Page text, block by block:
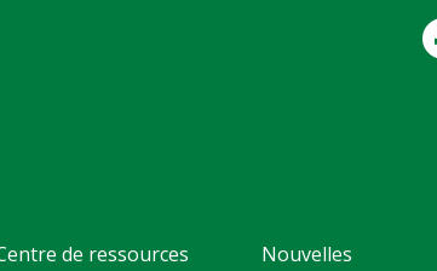
de ressources
Nouvelles